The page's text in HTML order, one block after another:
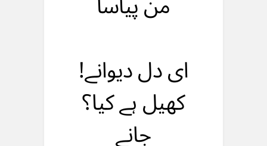
ای دل دیوانے!
کهیل ہے کیا؟
جانے